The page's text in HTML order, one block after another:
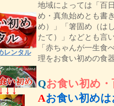
レンタル
地域によっては「百
め・真魚始めとも書
め）」「箸固め（は
たて）」などとも言
「赤ちゃんが一生食
理をお食い初めの食
Qお食い初め
Aお食い初め